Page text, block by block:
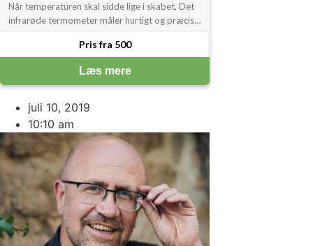
Når temperaturen skal sidde lige i skabet. Det
infrarøde termometer måler hurtigt og præcist
fra -50 °C til 550 °C og er helt oplagt, når du
skal have styr på overfladetemperaturen fx
lyser op, så det altid er nem
Pris fra 500
Læs mere
juli 10, 2019
10:10 am